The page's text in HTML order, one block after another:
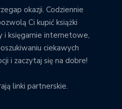
okazji. Codziennie
Ci kupić książki
i księgarnie internetowe,
ciekawych
i zaczytaj się na dobre!
linki partnerskie.